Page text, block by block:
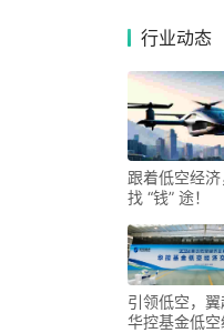
行业动态
跟着低空经
找 “钱” 途！
引领低空，翼
华控基金低空